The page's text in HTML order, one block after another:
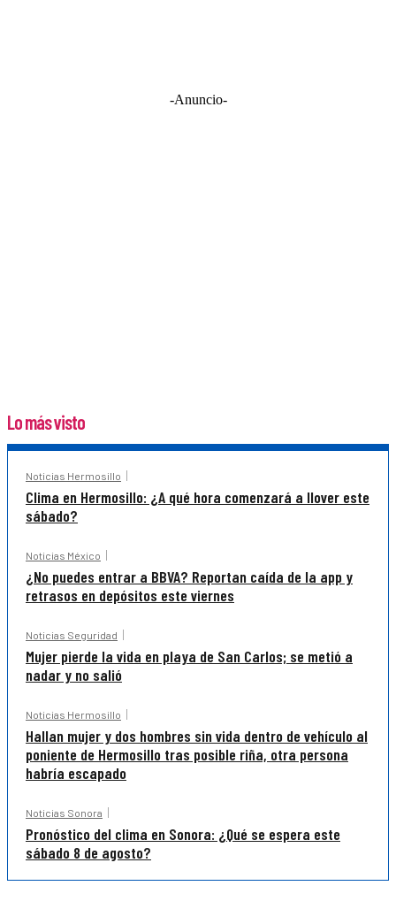
-Anuncio-
Lo más visto
Noticias Hermosillo
Clima en Hermosillo: ¿A qué hora comenzará a llover este
sábado?
Noticias México
¿No puedes entrar a BBVA? Reportan caída de la app y
retrasos en depósitos este viernes
Noticias Seguridad
Mujer pierde la vida en playa de San Carlos; se metió a
nadar y no salió
Noticias Hermosillo
Hallan mujer y dos hombres sin vida dentro de vehículo al
poniente de Hermosillo tras posible riña, otra persona
habría escapado
Noticias Sonora
Pronóstico del clima en Sonora: ¿Qué se espera este
sábado 8 de agosto?